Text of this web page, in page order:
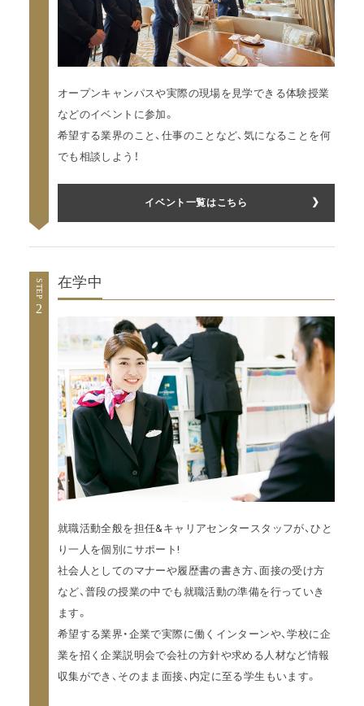
オープンキャンパスや実際の現場を見学できる体験授業
などのイベントに参加。
希望する業界のこと、仕事のことなど、気になることを何
でも相談しよう！
イベント一覧はこちら
STEP
2
在学中
就職活動全般を担任&キャリアセンタースタッフが、ひと
り一人を個別にサポート!
社会人としてのマナーや履歴書の書き方、面接の受け方
など、普段の授業の中でも就職活動の準備を行っていき
ます。
希望する業界・企業で実際に働くインターンや、学校に企
業を招く企業説明会で会社の方針や求める人材など情報
収集ができ、そのまま面接、内定に至る学生もいます。